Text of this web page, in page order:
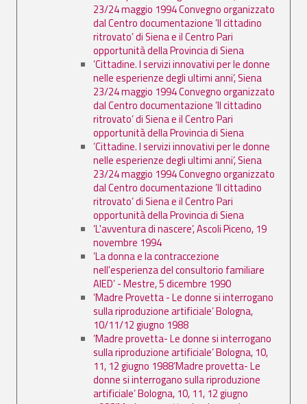
23/24 maggio 1994 Convegno organizzato
dal Centro documentazione ’Il cittadino
ritrovato’ di Siena e il Centro Pari
opportunità della Provincia di Siena
’Cittadine. I servizi innovativi per le donne
nelle esperienze degli ultimi anni’, Siena
23/24 maggio 1994 Convegno organizzato
dal Centro documentazione ’Il cittadino
ritrovato’ di Siena e il Centro Pari
opportunità della Provincia di Siena
’Cittadine. I servizi innovativi per le donne
nelle esperienze degli ultimi anni’, Siena
23/24 maggio 1994 Convegno organizzato
dal Centro documentazione ’Il cittadino
ritrovato’ di Siena e il Centro Pari
opportunità della Provincia di Siena
’L'avventura di nascere’, Ascoli Piceno, 19
novembre 1994
’La donna e la contraccezione
nell'esperienza del consultorio familiare
AIED’ - Mestre, 5 dicembre 1990
’Madre Provetta - Le donne si interrogano
sulla riproduzione artificiale’ Bologna,
10/11/12 giugno 1988
’Madre provetta- Le donne si interrogano
sulla riproduzione artificiale’ Bologna, 10,
11, 12 giugno 1988’Madre provetta- Le
donne si interrogano sulla riproduzione
artificiale’ Bologna, 10, 11, 12 giugno